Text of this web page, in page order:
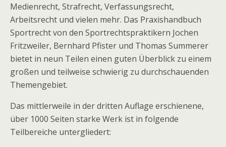
Medienrecht, Strafrecht, Verfassungsrecht,
Arbeitsrecht und vielen mehr. Das Praxishandbuch
Sportrecht von den Sportrechtspraktikern Jochen
Fritzweiler, Bernhard Pfister und Thomas Summerer
bietet in neun Teilen einen guten Überblick zu einem
großen und teilweise schwierig zu durchschauenden
Themengebiet.
Das mittlerweile in der dritten Auflage erschienene,
über 1000 Seiten starke Werk ist in folgende
Teilbereiche untergliedert: